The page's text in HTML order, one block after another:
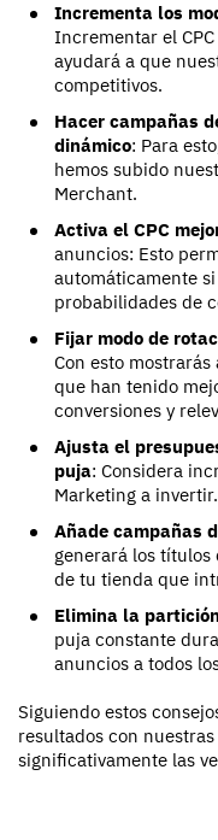
Incrementa los
Incrementar el
ayudará a que
competitivos.
Hacer campañas
dinámico: Para
hemos subido
Merchant.
Activa el CPC
anuncios: Esto
automáticamente
probabilidades de
Fijar modo de
Con esto
que han tenido
conversiones y
Ajusta el
puja: Considera
Marketing a invertir.
Añade campañas
generará los títulos
de tu tienda que
Elimina la
puja constante
anuncios a todos
Siguiendo estos
resultados con
significativamente las